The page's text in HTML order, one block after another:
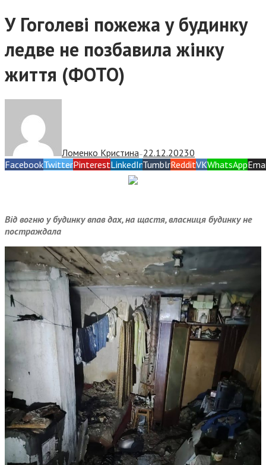
У Гоголеві пожежа у будинку
ледве не позбавила жінку
життя (ФОТО)
Ломенко Кристина— 22.12.20230
FacebookTwitterPinterestLinkedInTumblrRedditVKWhatsApp
Від вогню у будинку впав дах, на щастя, власниця будинку не
постраждала